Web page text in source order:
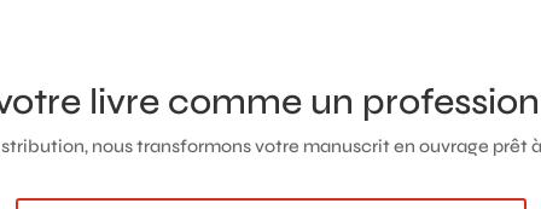
livre comme un
nous transformons votre manuscrit en ouvrage prêt